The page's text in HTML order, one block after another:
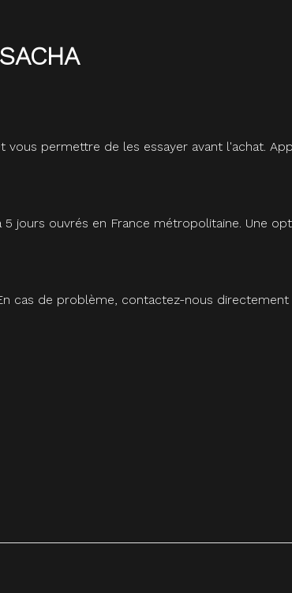
permettre de les essayer avant l'achat.
jours ouvrés en France métropolitaine. Une
cas de problème, contactez-nous